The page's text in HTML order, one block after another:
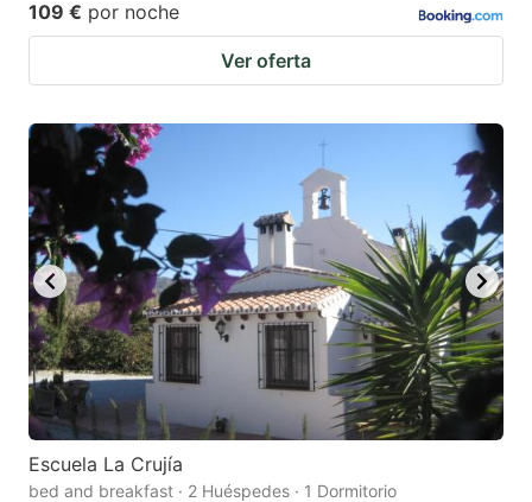
109 € por noche
Ver oferta
Escuela La Crujía
bed and breakfast · 2 Huéspedes · 1 Dormitorio